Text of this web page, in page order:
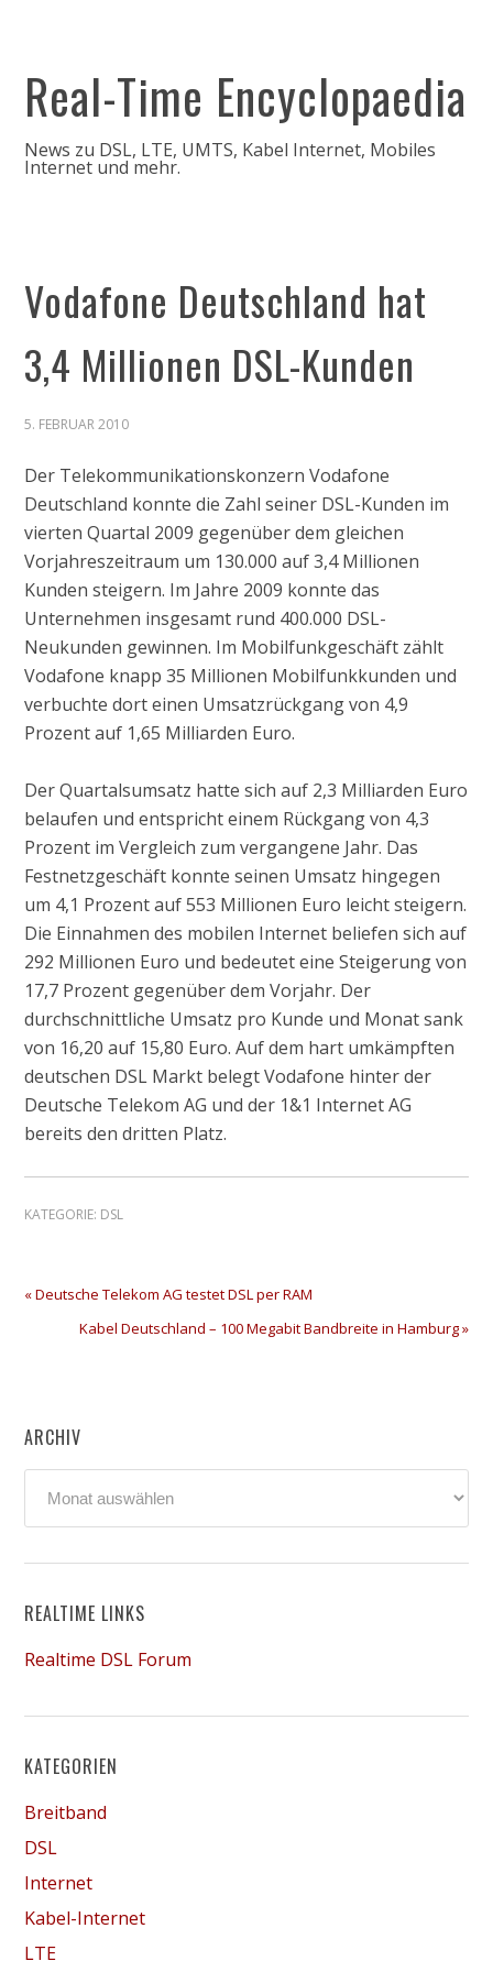
Real-Time Encyclopaedia
News zu DSL, LTE, UMTS, Kabel Internet, Mobiles
Internet und mehr.
Vodafone Deutschland hat
3,4 Millionen DSL-Kunden
5. FEBRUAR 2010
Der Telekommunikationskonzern Vodafone
Deutschland konnte die Zahl seiner DSL-Kunden im
vierten Quartal 2009 gegenüber dem gleichen
Vorjahreszeitraum um 130.000 auf 3,4 Millionen
Kunden steigern. Im Jahre 2009 konnte das
Unternehmen insgesamt rund 400.000 DSL-
Neukunden gewinnen. Im Mobilfunkgeschäft zählt
Vodafone knapp 35 Millionen Mobilfunkkunden und
verbuchte dort einen Umsatzrückgang von 4,9
Prozent auf 1,65 Milliarden Euro.
Der Quartalsumsatz hatte sich auf 2,3 Milliarden Euro
belaufen und entspricht einem Rückgang von 4,3
Prozent im Vergleich zum vergangene Jahr. Das
Festnetzgeschäft konnte seinen Umsatz hingegen
um 4,1 Prozent auf 553 Millionen Euro leicht steigern.
Die Einnahmen des mobilen Internet beliefen sich auf
292 Millionen Euro und bedeutet eine Steigerung von
17,7 Prozent gegenüber dem Vorjahr. Der
durchschnittliche Umsatz pro Kunde und Monat sank
von 16,20 auf 15,80 Euro. Auf dem hart umkämpften
deutschen DSL Markt belegt Vodafone hinter der
Deutsche Telekom AG und der 1&1 Internet AG
bereits den dritten Platz.
KATEGORIE: DSL
« Deutsche Telekom AG testet DSL per RAM
Kabel Deutschland – 100 Megabit Bandbreite in Hamburg »
ARCHIV
REALTIME LINKS
Realtime DSL Forum
KATEGORIEN
Breitband
DSL
Internet
Kabel-Internet
LTE